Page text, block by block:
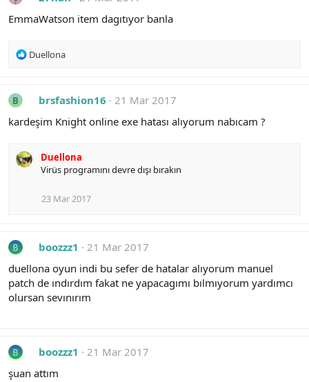
o
s
EmmaWatson item dagıtıyor banla
R
i
o
s
:
Duellona
B brsfashion16
21 Mar 2017
kardeşim Knight online exe hatası alıyorum nabıcam ?
Duellona
Virüs programını devre dışı bırakın
23 Mar 2017
B boozzz1
21 Mar 2017
duellona oyun indi bu sefer de hatalar alıyorum manuel
patch de ındırdım fakat ne yapacagımı bılmıyorum yardımcı
olursan sevınırım
B boozzz1
21 Mar 2017
şuan attım